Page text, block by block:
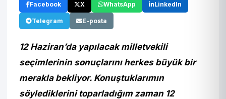
Facebook X WhatsApp LinkedIn
Telegram E-posta
12 Haziran’da yapılacak milletvekili
seçimlerinin sonuçlarını herkes büyük bir
merakla bekliyor. Konuştuklarımın
söylediklerini toparladığım zaman 12